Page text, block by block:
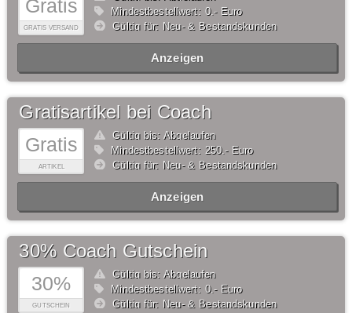
Gratis
GRATIS VERSAND
Mindestbestellwert: 0,- Euro
Gültig für: Neu- & Bestandskunden
Anzeigen
Gratis
ARTIKEL
Gratisartikel bei Coach
Gültig bis: Abgelaufen
Mindestbestellwert: 250,- Euro
Gültig für: Neu- & Bestandskunden
Anzeigen
30%
GUTSCHEIN
30% Coach Gutschein
Gültig bis: Abgelaufen
Mindestbestellwert: 0,- Euro
Gültig für: Neu- & Bestandskunden